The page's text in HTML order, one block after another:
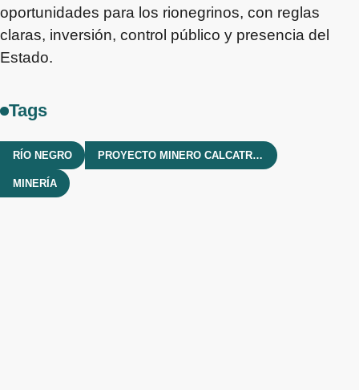
oportunidades para los rionegrinos, con reglas
claras, inversión, control público y presencia del
Estado.
Tags
RÍO NEGRO PROYECTO MINERO CALCATREU
MINERÍA